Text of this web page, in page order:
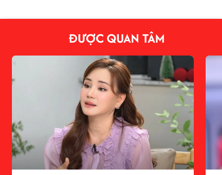
ĐƯỢC QUAN TÂM